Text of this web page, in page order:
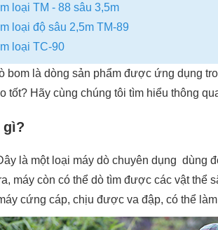
loại TM - 88 sâu 3,5m
loại độ sâu 2,5m TM-89
loại TC-90
bom là dòng sản phẩm được ứng dụng
tốt? Hãy cùng chúng tôi tìm hiểu thông
gì?
là một loại máy dò chuyên dụng dùng
máy còn có thể dò tìm được các vật thể
cứng cáp, chịu được va đập, có thể